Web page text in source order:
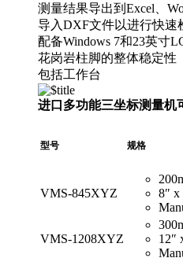
测量结果导出到Excel、
导入DXF文件以进行快速
配备Windows 7和23英寸
花岗岩柱脚的整体稳定性
包括工作台
进口多功能三坐标测量机
型号 规格
VMS-845XYZ
8″ x
VMS-1208XYZ
12″